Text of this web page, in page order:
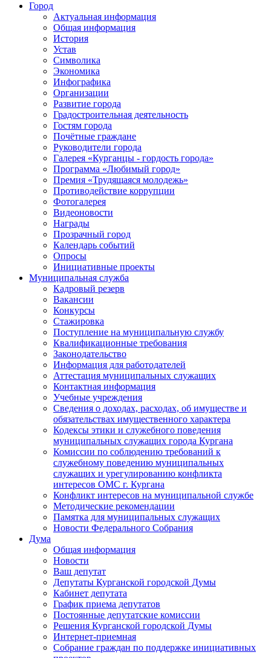
Город
Актуальная информация
Общая информация
История
Устав
Символика
Экономика
Инфографика
Организации
Развитие города
Градостроительная деятельность
Гостям города
Почётные граждане
Руководители города
Галерея «Курганцы - гордость города»
Программа «Любимый город»
Премия «Трудящаяся молодежь»
Противодействие коррупции
Фотогалерея
Видеоновости
Награды
Прозрачный город
Календарь событий
Опросы
Инициативные проекты
Муниципальная служба
Кадровый резерв
Вакансии
Конкурсы
Стажировка
Поступление на муниципальную службу
Квалификационные требования
Законодательство
Информация для работодателей
Аттестация муниципальных служащих
Контактная информация
Учебные учреждения
Сведения о доходах, расходах, об имуществе и
обязательствах имущественного характера
Кодексы этики и служебного поведения
муниципальных служащих города Кургана
Комиссии по соблюдению требований к
служебному поведению муниципальных
служащих и урегулированию конфликта
интересов ОМС г. Кургана
Конфликт интересов на муниципальной службе
Методические рекомендации
Памятка для муниципальных служащих
Новости Федерального Cобрания
Дума
Общая информация
Новости
Ваш депутат
Депутаты Курганской городской Думы
Кабинет депутата
График приема депутатов
Постоянные депутатские комиссии
Решения Курганской городской Думы
Интернет-приемная
Собрание граждан по поддержке инициативных